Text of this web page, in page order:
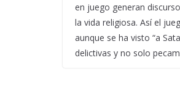
en juego generan
la vida religiosa. Así el
aunque se ha visto “a
delictivas y no solo